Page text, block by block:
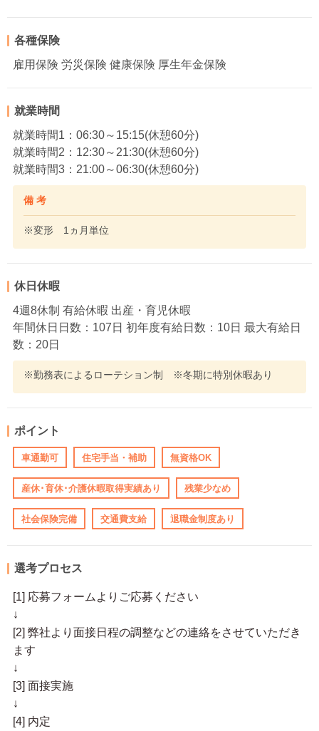
各種保険
雇用保険 労災保険 健康保険 厚生年金保険
就業時間
就業時間1：06:30～15:15(休憩60分)
就業時間2：12:30～21:30(休憩60分)
就業時間3：21:00～06:30(休憩60分)
備 考
※変形 1ヵ月単位
休日休暇
4週8休制 有給休暇 出産・育児休暇
年間休日日数：107日 初年度有給日数：10日 最大有給日
数：20日
※勤務表によるローテション制 ※冬期に特別休暇あり
ポイント
車通勤可 住宅手当・補助 無資格OK
産休･育休･介護休暇取得実績あり 残業少なめ
社会保険完備 交通費支給 退職金制度あり
選考プロセス
[1] 応募フォームよりご応募ください
↓
[2] 弊社より面接日程の調整などの連絡をさせていただき
ます
↓
[3] 面接実施
↓
[4] 内定